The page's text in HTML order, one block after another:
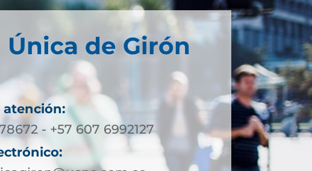
Única de Girón
atención:
- +57 607 6992127